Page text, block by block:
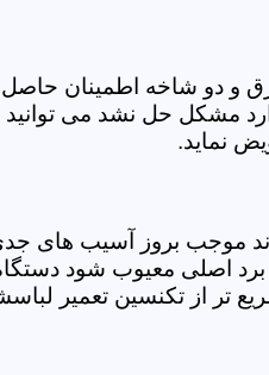
دو شاخه اطمینان حاصل
مشکل حل نشد می توانید
نماید.
موجب بروز آسیب های
برد اصلی معیوب شود
تر از تکنسین تعمیر